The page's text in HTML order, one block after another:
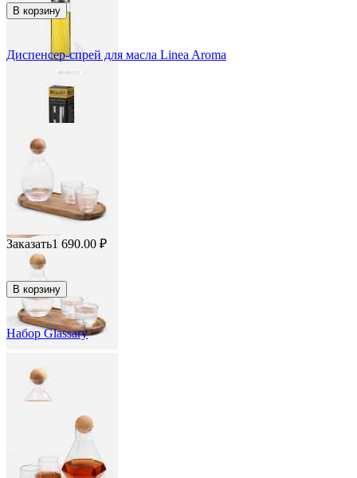
В корзину
Диспенсер-спрей для масла Linea Aroma
Заказать1 690.00 ₽
В корзину
Набор Glassary